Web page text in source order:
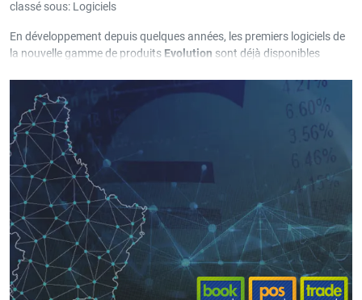
classé sous: Logiciels
En développement depuis quelques années, les premiers logiciels de
la nouvelle gamme de produits Evolution sont déjà disponibles